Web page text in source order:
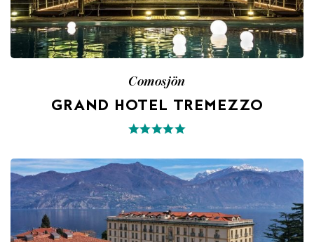
Comosjön
GRAND HOTEL TREMEZZO